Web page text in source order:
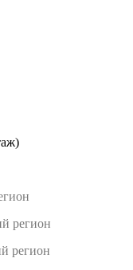
регион
регион